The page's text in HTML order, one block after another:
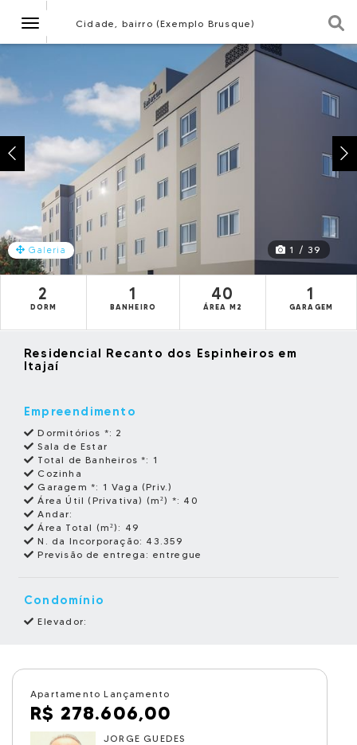
NavegaçãoCidade, bairro (Exemplo Brusque)
Galeria 1 / 39
2
DORM
1
BANHEIRO
40
ÁREA M2
1
GARAGEM
Residencial Recanto dos Espinheiros em
Itajaí
Empreendimento
Dormitórios *: 2
Sala de Estar
Total de Banheiros *: 1
Cozinha
Garagem *: 1 Vaga (Priv.)
Área Útil (Privativa) (m²) *: 40
Andar:
Área Total (m²): 49
N. da Incorporação: 43.359
Previsão de entrega: entregue
Condomínio
Elevador:
Apartamento Lançamento
R$ 278.606,00
JORGE GUEDES